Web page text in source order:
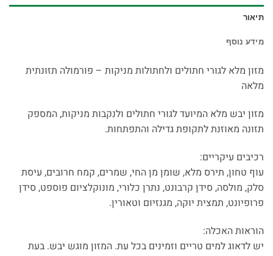
תיאור
מידע נוסף
מזון מלא לגורי חתולים ולחתולות מניקות – פורמולה תזונתית
מלאה
מזון יבש מלא המיועד לגורי חתולים ולנקבות מניקות, המספק
תזונה מאוזנת לתקופת גדילה והתפתחות.
רכיבים עיקריים:
עוף טחון, תירס מלא, שומן מן החי, שמרים, קמח חרובים, עיסת
סלק, מולסה, סידן קרבונט, נתרן כלורי, מונוקלציום פוספט, סידן
פרופיונט, תמצית יוקה, מגנזיום וטאורין.
הוראות האכלה:
יש לדאוג למים טריים וזמינים בכל עת. המזון מוגש יבש. בעת